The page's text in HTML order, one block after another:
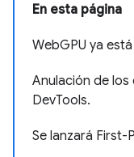
En esta página
WebGPU ya
Anulación de
DevTools.
Se lanzará First-